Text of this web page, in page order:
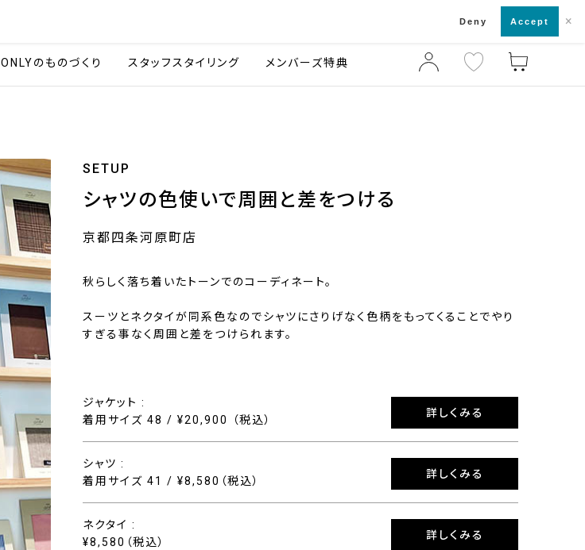
店舗一覧・来店予約
ONLYのものづくり スタッフスタイリング メンバーズ特典
SETUP
シャツの色使いで周囲と差をつける
京都四条河原町店
秋らしく落ち着いたトーンでのコーディネート。
スーツとネクタイが同系色なのでシャツにさりげなく色柄をもってくることでやり
すぎる事なく周囲と差をつけられます。
ジャケット :
着用サイズ 48 / ¥20,900 （税込）
詳しくみる
シャツ :
着用サイズ 41 / ¥8,580（税込）
詳しくみる
ネクタイ :
¥8,580（税込）
詳しくみる
Deny Accept ×